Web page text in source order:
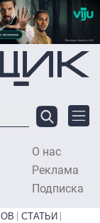
О нас
Реклама
Подписка
СТАТЬИ